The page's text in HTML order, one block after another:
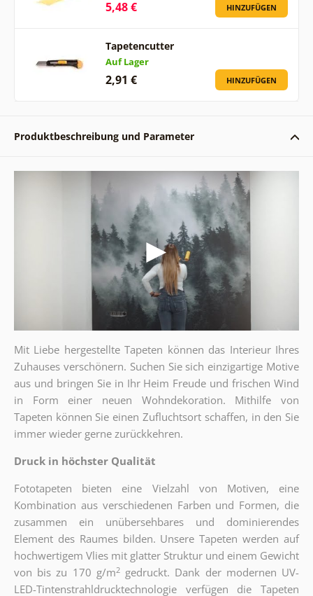
5,48 € HINZUFÜGEN
Tapetencutter
Auf Lager
2,91 € HINZUFÜGEN
Produktbeschreibung und Parameter
Mit Liebe hergestellte Tapeten können das Interieur Ihres
Zuhauses verschönern. Suchen Sie sich einzigartige Motive
aus und bringen Sie in Ihr Heim Freude und frischen Wind
in Form einer neuen Wohndekoration. Mithilfe von
Tapeten können Sie einen Zufluchtsort schaffen, in den Sie
immer wieder gerne zurückkehren.
Druck in höchster Qualität
Fototapeten bieten eine Vielzahl von Motiven, eine
Kombination aus verschiedenen Farben und Formen, die
zusammen ein unübersehbares und dominierendes
Element des Raumes bilden. Unsere Tapeten werden auf
hochwertigem Vlies mit glatter Struktur und einem Gewicht
von bis zu 170 g/m2 gedruckt. Dank der modernen UV-
LED-Tintenstrahldrucktechnologie verfügen die Tapeten